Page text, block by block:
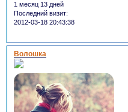
1 месяц 13 дней
Последний визит:
2012-03-18 20:43:38
Волошка